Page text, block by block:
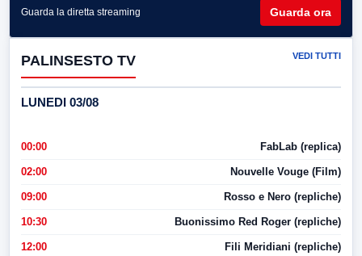
Guarda la diretta streaming Guarda ora
PALINSESTO TV VEDI TUTTI
LUNEDI 03/08
00:00 FabLab (replica)
02:00 Nouvelle Vouge (Film)
09:00 Rosso e Nero (repliche)
10:30 Buonissimo Red Roger (repliche)
12:00 Fili Meridiani (repliche)